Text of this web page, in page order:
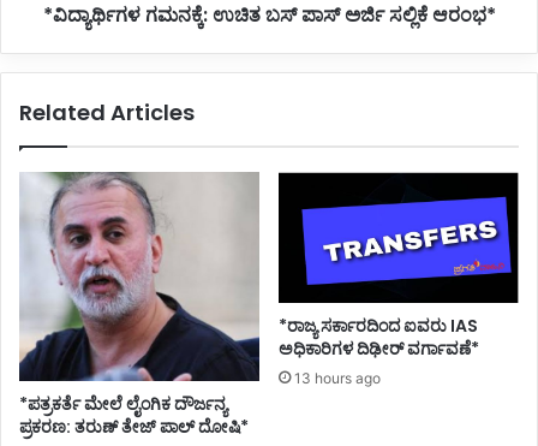
*ವಿದ್ಯಾರ್ಥಿಗಳ ಗಮನಕ್ಕೆ: ಉಚಿತ ಬಸ್ ಪಾಸ್ ಅರ್ಜಿ ಸಲ್ಲಿಕೆ ಆರಂಭ*
Related Articles
*ಪತ್ರಕರ್ತೆ ಮೇಲೆ ಲೈಂಗಿಕ ದೌರ್ಜನ್ಯ
ಪ್ರಕರಣ: ತರುಣ್ ತೇಜ್ ಪಾಲ್ ದೋಷಿ*
*ರಾಜ್ಯ ಸರ್ಕಾರದಿಂದ ಐವರು IAS
ಅಧಿಕಾರಿಗಳ ದಿಢೀರ್ ವರ್ಗಾವಣೆ*
13 hours ago